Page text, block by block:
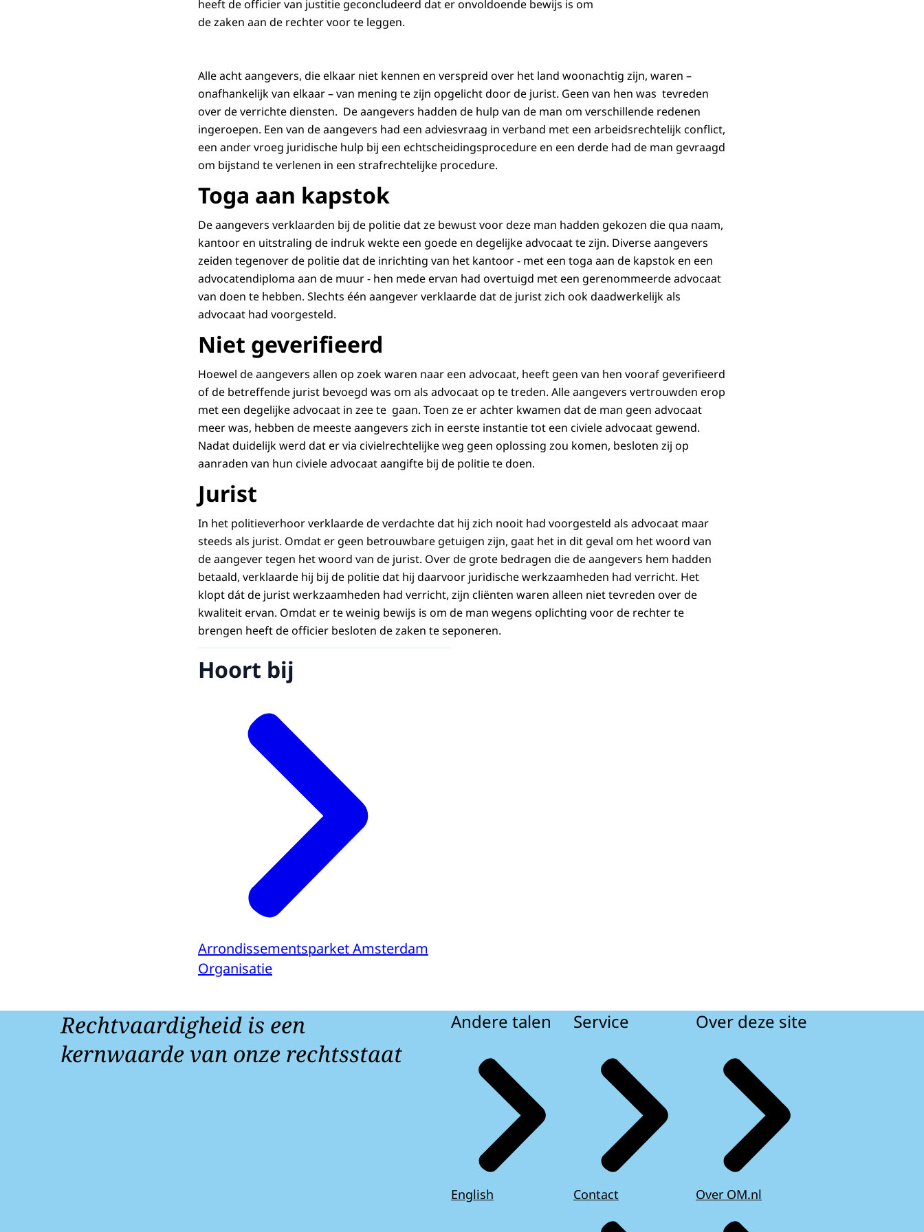
heeft de officier van justitie geconcludeerd dat er onvoldoende bewijs is om
de zaken aan de rechter voor te leggen.
Alle acht aangevers, die elkaar niet kennen en verspreid over het land woonachtig zijn, waren –
onafhankelijk van elkaar – van mening te zijn opgelicht door de jurist. Geen van hen was tevreden
over de verrichte diensten. De aangevers hadden de hulp van de man om verschillende redenen
ingeroepen. Een van de aangevers had een adviesvraag in verband met een arbeidsrechtelijk conflict,
een ander vroeg juridische hulp bij een echtscheidingsprocedure en een derde had de man gevraagd
om bijstand te verlenen in een strafrechtelijke procedure.
Toga aan kapstok
De aangevers verklaarden bij de politie dat ze bewust voor deze man hadden gekozen die qua naam,
kantoor en uitstraling de indruk wekte een goede en degelijke advocaat te zijn. Diverse aangevers
zeiden tegenover de politie dat de inrichting van het kantoor - met een toga aan de kapstok en een
advocatendiploma aan de muur - hen mede ervan had overtuigd met een gerenommeerde advocaat
van doen te hebben. Slechts één aangever verklaarde dat de jurist zich ook daadwerkelijk als
advocaat had voorgesteld.
Niet geverifieerd
Hoewel de aangevers allen op zoek waren naar een advocaat, heeft geen van hen vooraf geverifieerd
of de betreffende jurist bevoegd was om als advocaat op te treden. Alle aangevers vertrouwden erop
met een degelijke advocaat in zee te gaan. Toen ze er achter kwamen dat de man geen advocaat
meer was, hebben de meeste aangevers zich in eerste instantie tot een civiele advocaat gewend.
Nadat duidelijk werd dat er via civielrechtelijke weg geen oplossing zou komen, besloten zij op
aanraden van hun civiele advocaat aangifte bij de politie te doen.
Jurist
In het politieverhoor verklaarde de verdachte dat hij zich nooit had voorgesteld als advocaat maar
steeds als jurist. Omdat er geen betrouwbare getuigen zijn, gaat het in dit geval om het woord van
de aangever tegen het woord van de jurist. Over de grote bedragen die de aangevers hem hadden
betaald, verklaarde hij bij de politie dat hij daarvoor juridische werkzaamheden had verricht. Het
klopt dát de jurist werkzaamheden had verricht, zijn cliënten waren alleen niet tevreden over de
kwaliteit ervan. Omdat er te weinig bewijs is om de man wegens oplichting voor de rechter te
brengen heeft de officier besloten de zaken te seponeren.
Hoort bij
Arrondissementsparket Amsterdam
Organisatie
Rechtvaardigheid is een
kernwaarde van onze rechtsstaat
Andere talen
English
Service
Contact
Over deze site
Over OM.nl